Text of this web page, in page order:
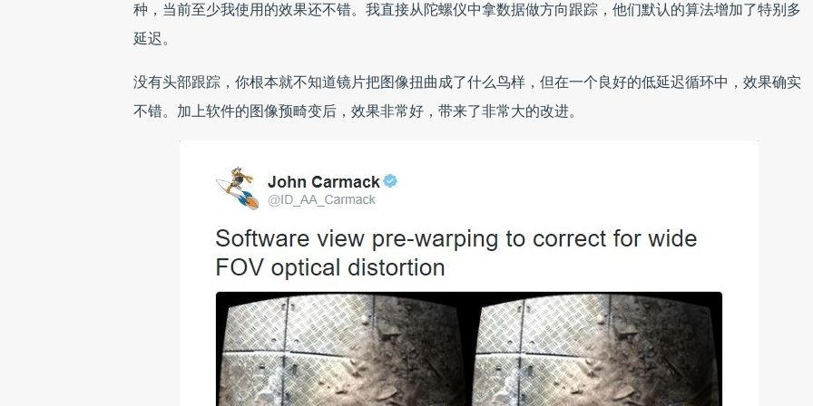
种，当前至少我使用的效果还不错。我直接从陀螺仪中拿数据做方向跟踪，他们默认的算法增加了特别多
延迟。
没有头部跟踪，你根本就不知道镜片把图像扭曲成了什么鸟样，但在一个良好的低延迟循环中，效果确实
不错。加上软件的图像预畸变后，效果非常好，带来了非常大的改进。